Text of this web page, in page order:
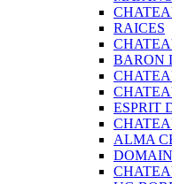
RAICES
BARON
ESPRIT
ALMA